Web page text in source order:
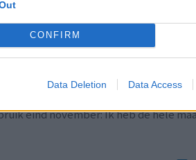
CONFIRM
Data Deletion Data Access
Effectiviteit
-
had ik de
eind november: Ik heb de hele